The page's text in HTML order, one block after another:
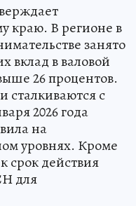
краю. В регионе в
занято
вклад в валовой
26 процентов.
сталкиваются с
2026 года
на
уровнях. Кроме
срок действия
для